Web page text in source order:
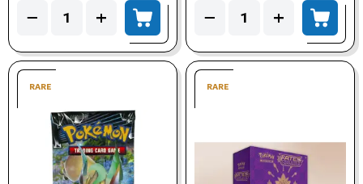
−
Quantity + add to cart−
Quantity + add
RARE RARE